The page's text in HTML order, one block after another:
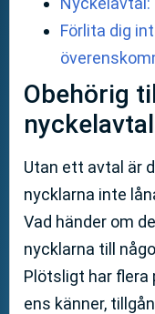
Förlita dig
Obehörig
nyckelavtal
Utan ett avtal är
nycklarna inte
Vad händer om
nycklarna till
Plötsligt har flera
ens känner,